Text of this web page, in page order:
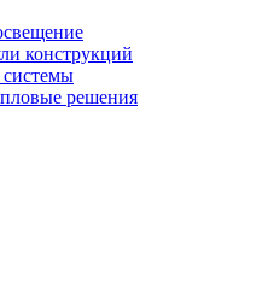
конструкций
системы
решения